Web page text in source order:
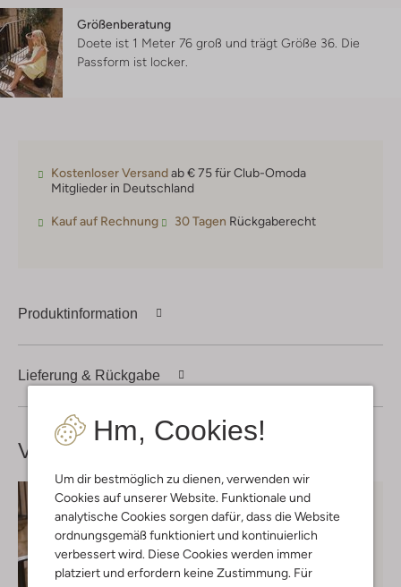
Hm, Cookies!
Um dir bestmöglich zu dienen, verwenden wir
Cookies auf unserer Website. Funktionale und
analytische Cookies sorgen dafür, dass die Website
ordnungsgemäß funktioniert und kontinuierlich
verbessert wird. Diese Cookies werden immer
platziert und erfordern keine Zustimmung. Für
Größenberatung
Doete ist 1 Meter 76 groß und trägt Größe 36. Die
Passform ist locker
Kostenloser Versandab € 75 für Club-Omoda
Mitglieder in Deutschland
Kauf auf Rechnung 30 Tagen Rückgaberecht
Produktinformation
Lieferung & Rückgabe
Vervollständige deinen